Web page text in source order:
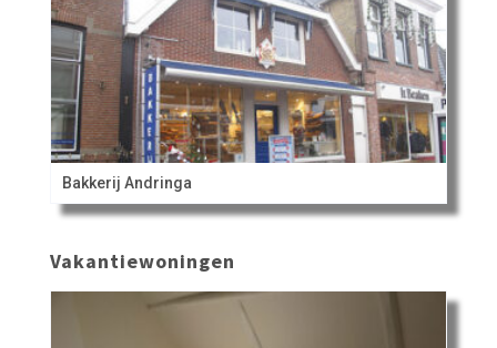
Bakkerij Andringa
Vakantiewoningen